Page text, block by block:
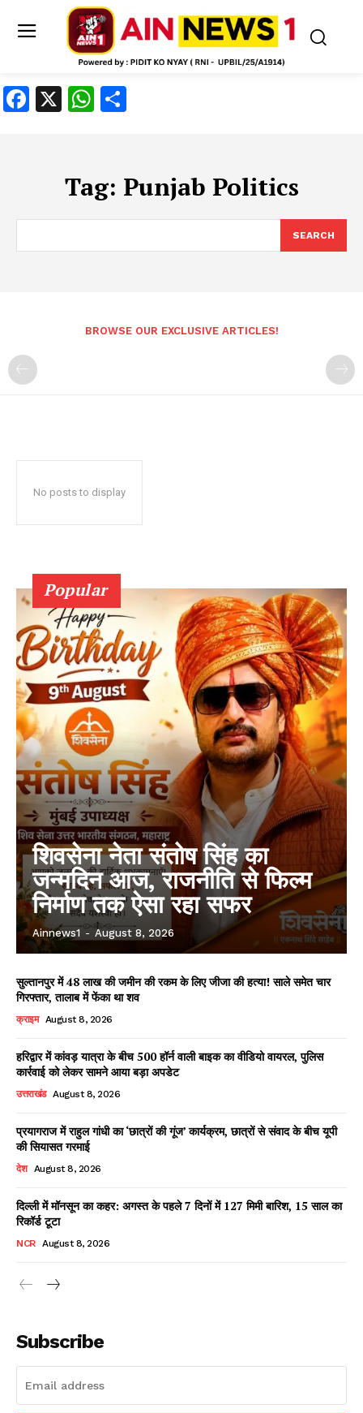
Facebook
X WhatsApp
Read Latest News on AIN
Facebook
X WhatsApp
Tag: Punjab Politics
SEARCH
BROWSE OUR EXCLUSIVE ARTICLES!
No posts to display
Popular
शिवसेना नेता संतोष सिंह का
जन्मदिन आज, राजनीति से फिल्म
निर्माण तक ऐसा रहा सफर
Ainnews1 - August 8, 2026
सुल्तानपुर में 48 लाख की जमीन की रकम के लिए जीजा की हत्या! साले समेत चार
गिरफ्तार, तालाब में फेंका था शव
क्राइम August 8, 2026
हरिद्वार में कांवड़ यात्रा के बीच 500 हॉर्न वाली बाइक का वीडियो वायरल, पुलिस
कार्रवाई को लेकर सामने आया बड़ा अपडेट
उत्तराखंड August 8, 2026
प्रयागराज में राहुल गांधी का ‘छात्रों की गूंज’ कार्यक्रम, छात्रों से संवाद के बीच यूपी
की सियासत गरमाई
देश August 8, 2026
दिल्ली में मॉनसून का कहर: अगस्त के पहले 7 दिनों में 127 मिमी बारिश, 15 साल का
रिकॉर्ड टूटा
NCR August 8, 2026
Subscribe